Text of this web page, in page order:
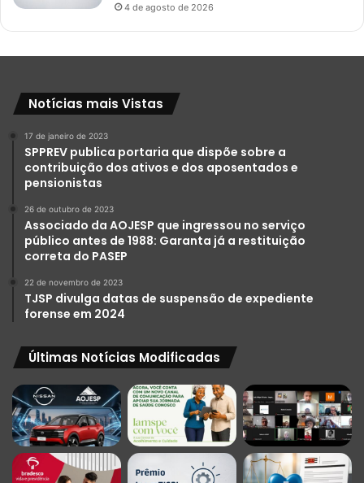
4 de agosto de 2026
Notícias mais Vistas
17 de janeiro de 2023
SPPREV publica portaria que dispõe sobre a
contribuição dos ativos e dos aposentados e
pensionistas
26 de outubro de 2023
Associado da AOJESP que ingressou no serviço
público antes de 1988: Garanta já a restituição
correta do PASEP
22 de novembro de 2023
TJSP divulga datas de suspensão de expediente
forense em 2024
Últimas Notícias Modificadas